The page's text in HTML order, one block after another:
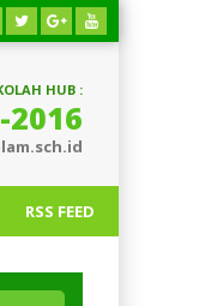
Remittance
HUB :
2016
RSS FEED